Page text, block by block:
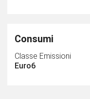
Consumi
Classe Emissioni
Euro6